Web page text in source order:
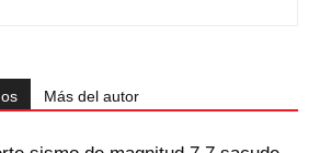
Más del autor